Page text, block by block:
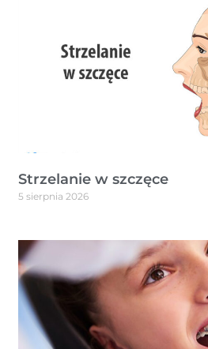
Strzelanie w szczęce
5 sierpnia 2026